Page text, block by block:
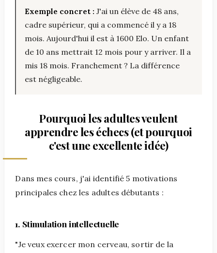
Exemple concret : J'ai un élève de 48 ans,
cadre supérieur, qui a commencé il y a 18
mois. Aujourd'hui il est à 1600 Elo. Un enfant
de 10 ans mettrait 12 mois pour y arriver. Il a
mis 18 mois. Franchement ? La différence
est négligeable.
Pourquoi les adultes veulent
apprendre les échecs (et pourquoi
c'est une excellente idée)
Dans mes cours, j'ai identifié 5 motivations
principales chez les adultes débutants :
1. Stimulation intellectuelle
"Je veux exercer mon cerveau, sortir de la